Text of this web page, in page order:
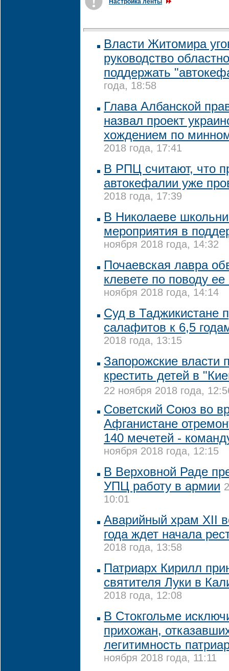
Настройка ленты
Власти Житомира
руководство
поддержать
года, 18:58
Глава Албанской
назвал проект
хождением по
2018 года, 17:41
В РПЦ считают, что
автокефалии уже
2018 года, 17:39
В Николаеве
мероприятия в
ноября 2018 года, 14:32
Почаевская лавра
клевете по поводу
ноября 2018 года, 14:14
Суд в Таджикистане
салафитов к 6,5
2018 года, 13:15
Запорожские власти
крестить детей в
22 ноября 2018 года,
Советский Союз во
Афганистане
140 мечетей -
ноября 2018 года, 12:15
В Верховной Раде
УПЦ работу в армии
10:01
Аварийный храм XII
года ждет начала
2018 года, 13:58
Патриарх Кирилл
святителя Луки в
2018 года, 12:08
В Стокгольме
прихожан,
легитимность
ноября 2018 года, 11:11